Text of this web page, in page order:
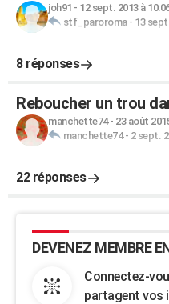
joh91 - 12 sept. 2013 à
stf_paroroma- 13
8 réponses
Reboucher un trou
manchette74- 23 août
manchette74- 2 sept.
22 réponses
DEVENEZ MEMBRE
Connectez-
partagent vos